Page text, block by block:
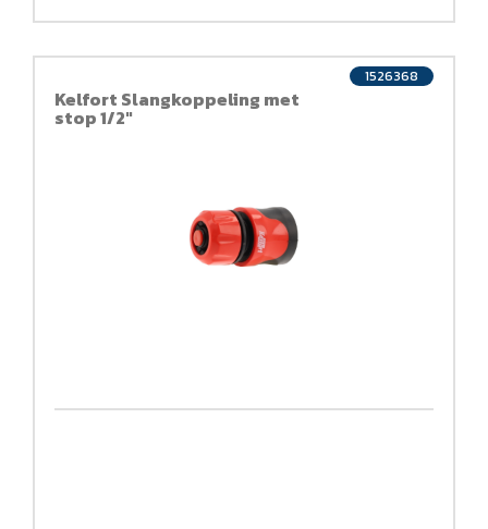
Kelfort Slangkoppeling met
stop 1/2"
1526368